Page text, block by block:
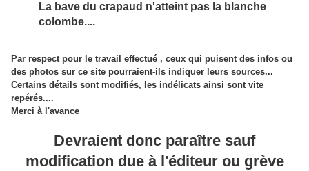
La bave du crapaud n'atteint pas la blanche
colombe....
Par respect pour le travail effectué , ceux qui puisent des infos ou
des photos sur ce site pourraient-ils indiquer leurs sources...
Certains détails sont modifiés, les indélicats ainsi sont vite
repérés....
Merci à l'avance
Devraient donc paraître sauf
modification due à l'éditeur ou grève